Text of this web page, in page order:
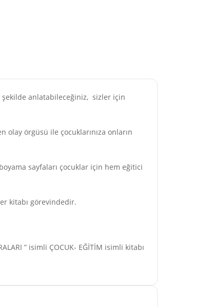
şekilde anlatabileceğiniz, sizler için
olay örgüsü ile çocuklarınıza onların
sayfaları çocuklar için hem eğitici
kitabı görevindedir.
” isimli ÇOCUK- EĞİTİM isimli kitabı